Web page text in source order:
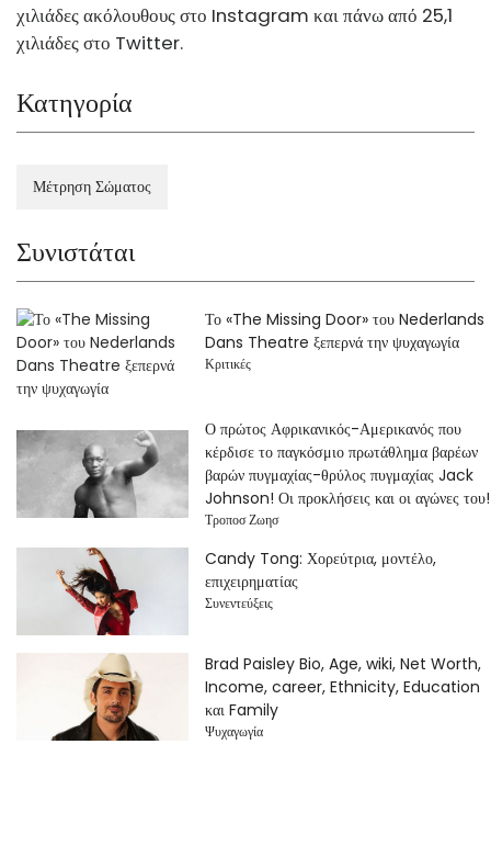
χιλιάδες ακόλουθους στο Instagram και πάνω από 25,1
χιλιάδες στο Twitter.
Κατηγορία
Μέτρηση Σώματος
Συνιστάται
Το «The Missing Door» του Nederlands
Dans Theatre ξεπερνά την ψυχαγωγία
Κριτικές
Ο πρώτος Αφρικανικός-Αμερικανός που
κέρδισε το παγκόσμιο πρωτάθλημα βαρέων
βαρών πυγμαχίας-θρύλος πυγμαχίας Jack
Johnson! Οι προκλήσεις και οι αγώνες του!
Τροποσ Ζωησ
Candy Tong: Χορεύτρια, μοντέλο,
επιχειρηματίας
Συνεντεύξεις
Brad Paisley Bio, Age, wiki, Net Worth,
Income, career, Ethnicity, Education
και Family
Ψυχαγωγία